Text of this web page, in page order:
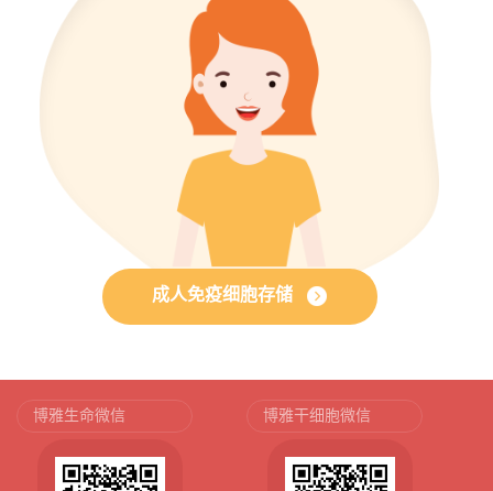
成人免疫细胞存储
博雅生命微信 博雅干细胞微信